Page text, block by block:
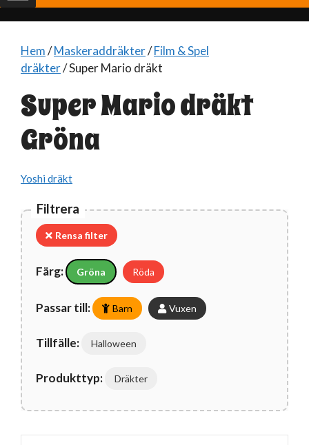
Hem/Maskeraddräkter/Film & Spel
dräkter/ Super Mario dräkt
Super Mario dräkt
Gröna
Yoshi dräkt
Filtrera
Rensa filter
Färg: Gröna Röda
Passar till: Barn Vuxen
Tillfälle: Halloween
Produkttyp: Dräkter